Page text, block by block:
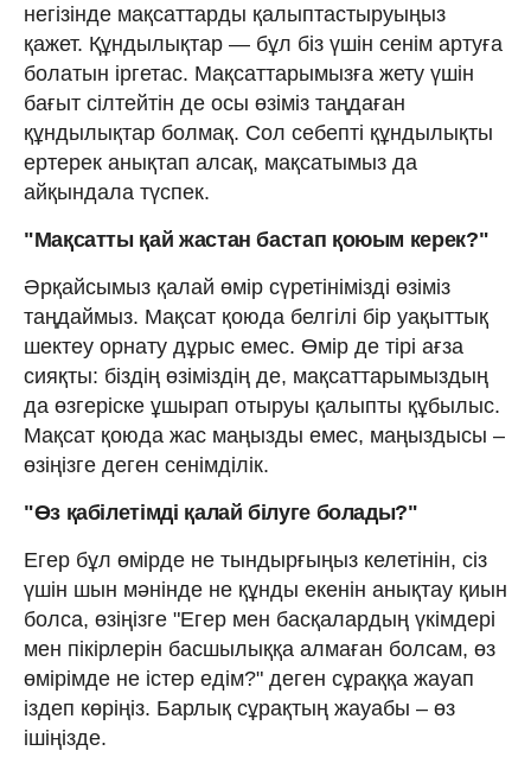
негізінде мақсаттарды қалыптастыруыңыз
қажет. Құндылықтар — бұл біз үшін сенім артуға
болатын іргетас. Мақсаттарымызға жету үшін
бағыт сілтейтін де осы өзіміз таңдаған
құндылықтар болмақ. Сол себепті құндылықты
ертерек анықтап алсақ, мақсатымыз да
айқындала түспек.
"Мақсатты қай жастан бастап қоюым керек?"
Әрқайсымыз қалай өмір сүретінімізді өзіміз
таңдаймыз. Мақсат қоюда белгілі бір уақыттық
шектеу орнату дұрыс емес. Өмір де тірі ағза
сияқты: біздің өзіміздің де, мақсаттарымыздың
да өзгеріске ұшырап отыруы қалыпты құбылыс.
Мақсат қоюда жас маңызды емес, маңыздысы –
өзіңізге деген сенімділік.
"Өз қабілетімді қалай білуге болады?"
Егер бұл өмірде не тындырғыңыз келетінін, сіз
үшін шын мәнінде не құнды екенін анықтау қиын
болса, өзіңізге "Егер мен басқалардың үкімдері
мен пікірлерін басшылыққа алмаған болсам, өз
өмірімде не істер едім?" деген сұраққа жауап
іздеп көріңіз. Барлық сұрақтың жауабы – өз
ішіңізде.